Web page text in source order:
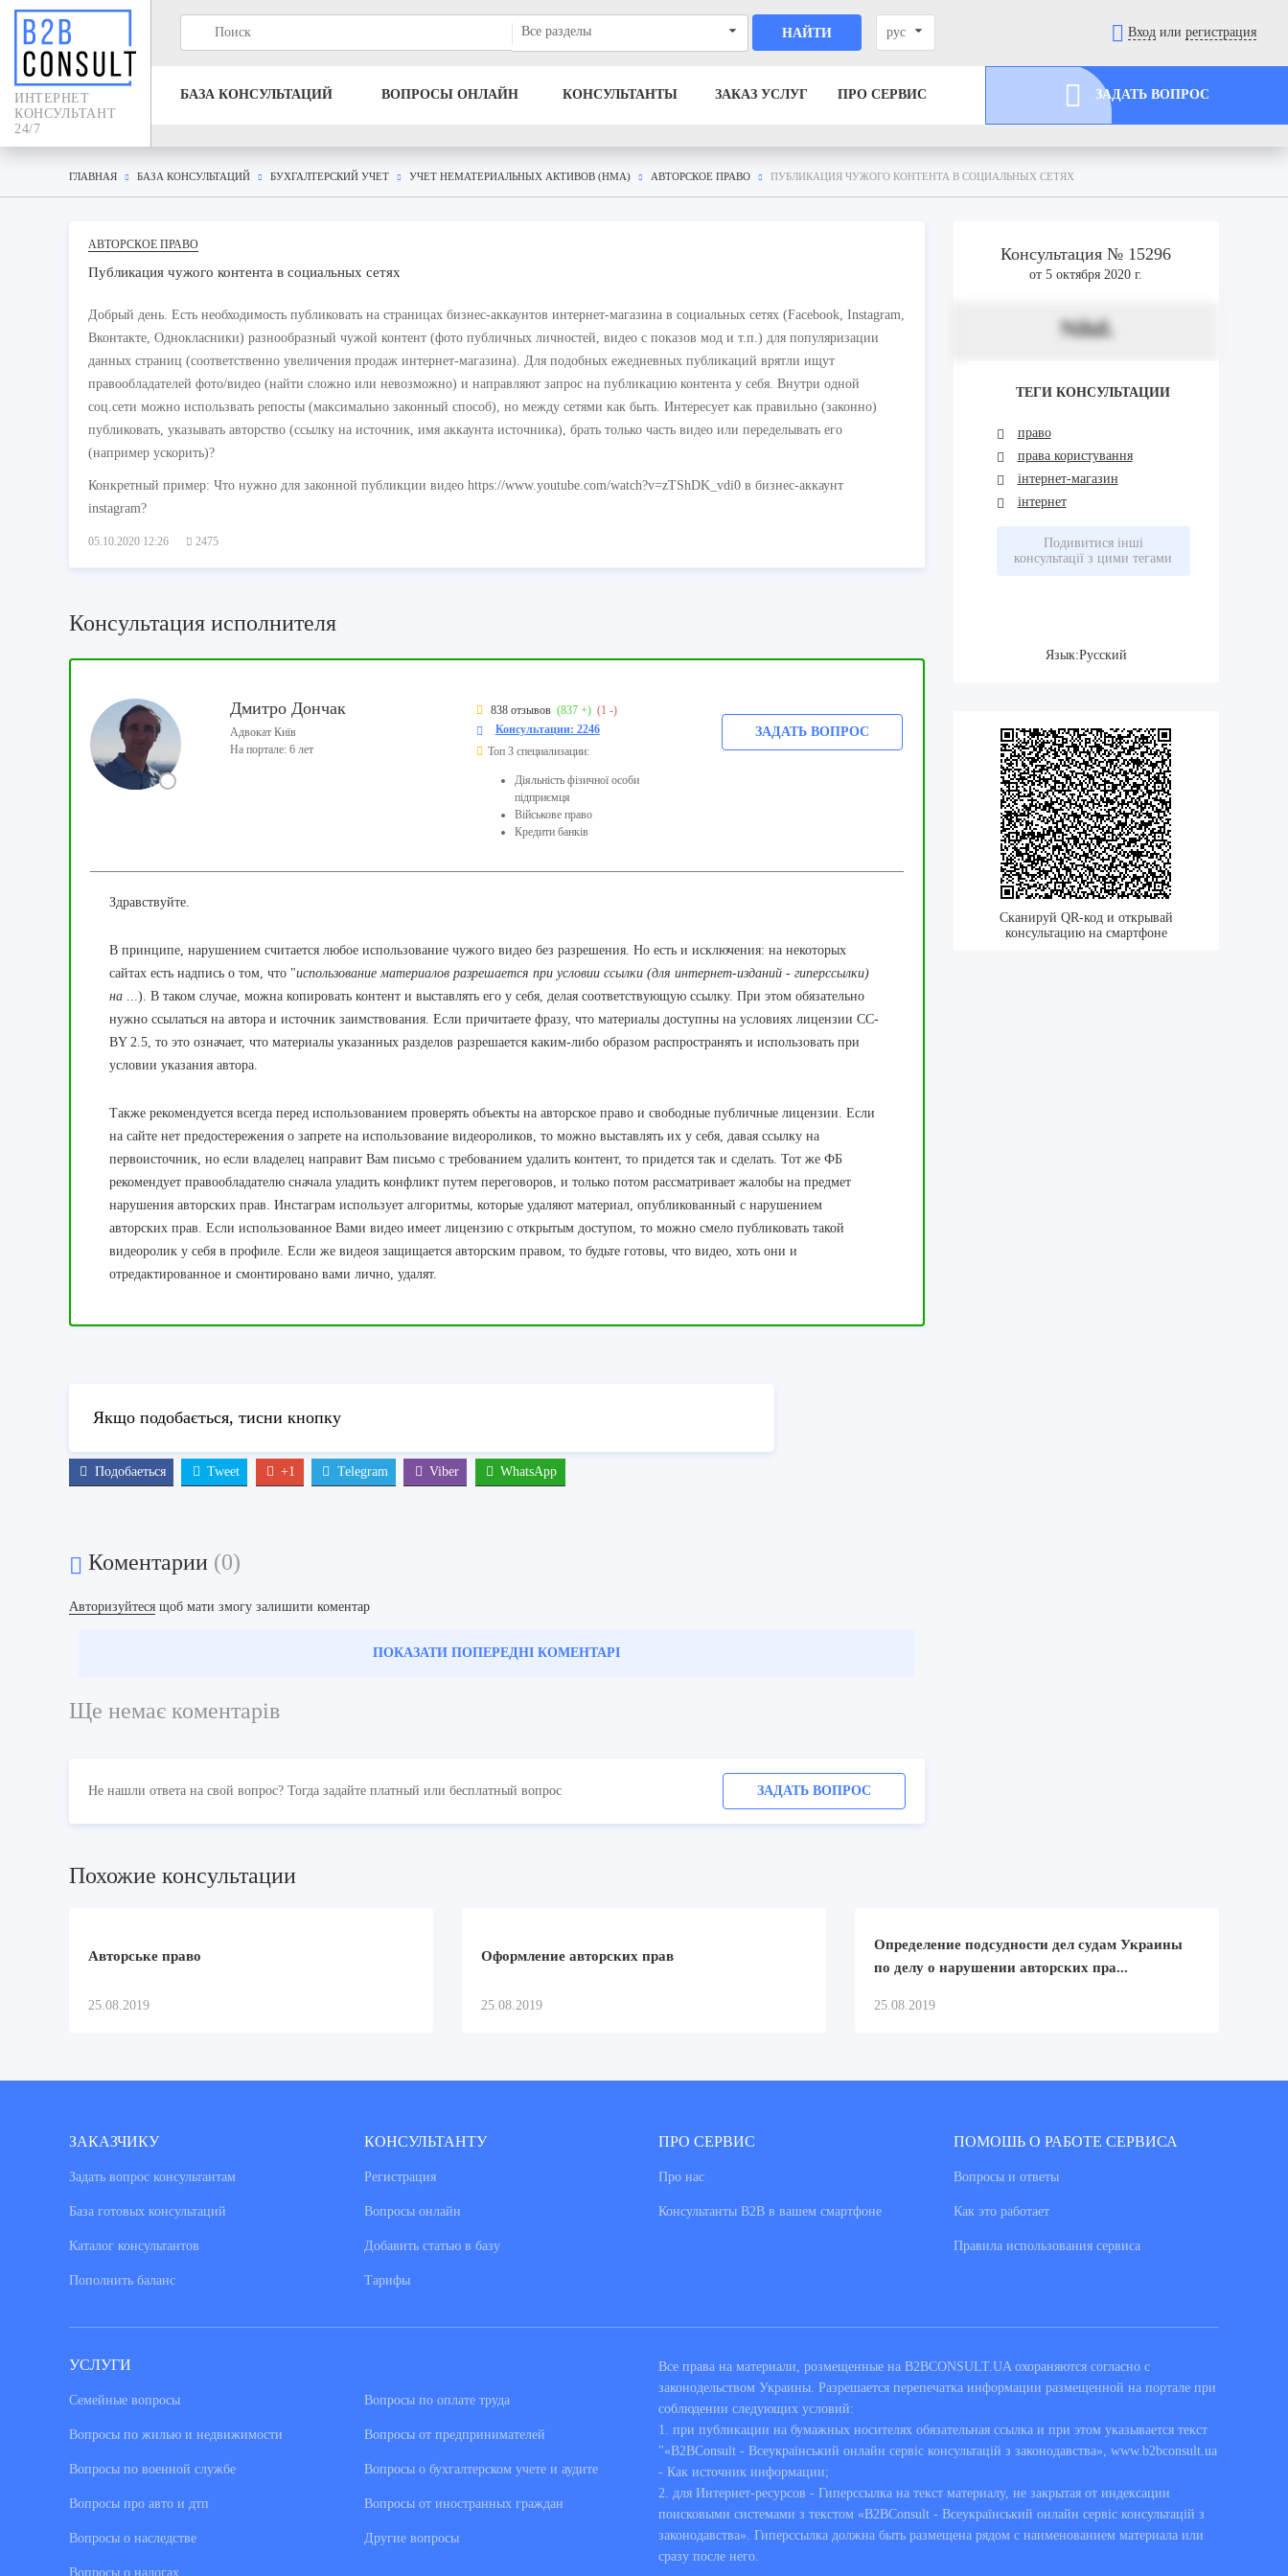
ИНТЕРНЕТ
КОНСУЛЬТАНТ
24/7
Все разделы НАЙТИ рус Вход или регистрация
БАЗА КОНСУЛЬТАЦИЙ ВОПРОСЫ ОНЛАЙН КОНСУЛЬТАНТЫ ЗАКАЗ УСЛУГ ПРО СЕРВИС ЗАДАТЬ ВОПРОС
ГЛАВНАЯ БАЗА КОНСУЛЬТАЦИЙ БУХГАЛТЕРСКИЙ УЧЕТ УЧЕТ НЕМАТЕРИАЛЬНЫХ АКТИВОВ (НМА) АВТОРСКОЕ ПРАВО ПУБЛИКАЦИЯ ЧУЖОГО КОНТЕНТА В СОЦИАЛЬНЫХ СЕТЯХ
АВТОРСКОЕ ПРАВО
Публикация чужого контента в социальных сетях
Добрый день. Есть необходимость публиковать на страницах бизнес-аккаунтов интернет-магазина в социальных сетях (Facebook, Instagram,
Вконтакте, Однокласники) разнообразный чужой контент (фото публичных личностей, видео с показов мод и т.п.) для популяризации
данных страниц (соответственно увеличения продаж интернет-магазина). Для подобных ежедневных публикаций врятли ищут
правообладателей фото/видео (найти сложно или невозможно) и направляют запрос на публикацию контента у себя. Внутри одной
соц.сети можно использвать репосты (максимально законный способ), но между сетями как быть. Интересует как правильно (законно)
публиковать, указывать авторство (ссылку на источник, имя аккаунта источника), брать только часть видео или переделывать его
(например ускорить)?
Конкретный пример: Что нужно для законной публикции видео https://www.youtube.com/watch?v=zTShDK_vdi0 в бизнес-аккаунт
instagram?
05.10.2020 12:26 2475
Консультация исполнителя
Дмитро Дончак
Адвокат Київ
На портале: 6 лет
838 отзывов (837 +) (1 -)
Консультации: 2246
Топ 3 специализации:
Діяльність фізичної особи
підприємця
Військове право
Кредити банків
ЗАДАТЬ ВОПРОС
Здравствуйте.
В принципе, нарушением считается любое использование чужого видео без разрешения. Но есть и исключения: на некоторых
сайтах есть надпись о том, что "использование материалов разрешается при условии ссылки (для интернет-изданий - гиперссылки)
на ...). В таком случае, можна копировать контент и выставлять его у себя, делая соответствующую ссылку. При этом обязательно
нужно ссылаться на автора и источник заимствования. Если причитаете фразу, что материалы доступны на условиях лицензии CC-
BY 2.5, то это означает, что материалы указанных разделов разрешается каким-либо образом распространять и использовать при
условии указания автора
Также рекомендуется всегда перед использованием проверять объекты на авторское право и свободные публичные лицензии. Если
на сайте нет предостережения о запрете на использование видеороликов, то можно выставлять их у себя, давая ссылку на
первоисточник, но если владелец направит Вам письмо с требованием удалить контент, то придется так и сделать. Тот же ФБ
рекомендует правообладателю сначала уладить конфликт путем переговоров, и только потом рассматривает жалобы на предмет
нарушения авторских прав. Инстаграм использует алгоритмы которые удаляют материал, опубликованный с нарушением
авторских прав. Если использованное Вами видео имеет лицензию с открытым доступом, то можно смело публиковать такой
видеоролик у себя в профиле. Если же видеоя защищается авторским правом, то будьте готовы что видео хоть они и
отредактированное и смонтировано вами лично удалят.
Якщо подобається, тисни кнопку
Подобаеться Tweet +1 Telegram Viber WhatsApp
Коментарии (0)
Авторизуйтеся щоб мати змогу залишити коментар
ПОКАЗАТИ ПОПЕРЕДНІ КОМЕНТАРІ
Ще немає коментарів
Не нашли ответа на свой вопрос? Тогда задайте платный или бесплатный вопрос ЗАДАТЬ ВОПРОС
Консультация № 15296
от 5 октября 2020 г.
Nihil.
ТЕГИ КОНСУЛЬТАЦИИ
право
права користування
інтернет-магазин
інтернет
Подивитися інші
консультації з цими тегами
Язык:Русский
Сканируй QR-код и открывай
консультацию на смартфоне
Похожие консультации
Авторське право
25.08.2019
Оформление авторских прав
25.08.2019
Определение подсудности дел судам Украины
по делу о нарушении авторских пра...
25.08.2019
ЗАКАЗЧИКУ
Задать вопрос консультантам
База готовых консультаций
Каталог консультантов
Пополнить баланс
КОНСУЛЬТАНТУ
Регистрация
Вопросы онлайн
Добавить статью в базу
Тарифы
ПРО СЕРВИС
Про нас
Консультанты В2В в вашем смартфоне
ПОМОШЬ О РАБОТЕ СЕРВИСА
Вопросы и ответы
Как это работает
Правила использования сервиса
УСЛУГИ
Семейные вопросы
Вопросы по жилью и недвижимости
Вопросы по военной службе
Вопросы про авто и дтп
Вопросы о наследстве
Вопросы о налогах
Вопросы по оплате труда
Вопросы от предпринимателей
Вопросы о бухгалтерском учете и аудите
Вопросы от иностранных граждан
Другие вопросы
Все права на материали, розмещенные на B2BCONSULT.UA охораняются согласно с
законодельством Украины. Разрешается перепечатка информации размещенной на портале при
соблюдении следующих условий:
1. при публикации на бумажных носителях обязательная ссылка и при этом указывается текст
"«B2BConsult - Всеукраїнський онлайн сервіс консультацій з законодавства», www.b2bconsult.ua
- Как источник информации;
2. для Интернет-ресурсов - Гиперссылка на текст материалу, не закрытая от индексации
поисковыми системами з текстом «B2BConsult - Всеукраїнський онлайн сервіс консультацій з
законодавства». Гиперссылка должна быть размещена рядом с наименованием материала или
сразу после него.